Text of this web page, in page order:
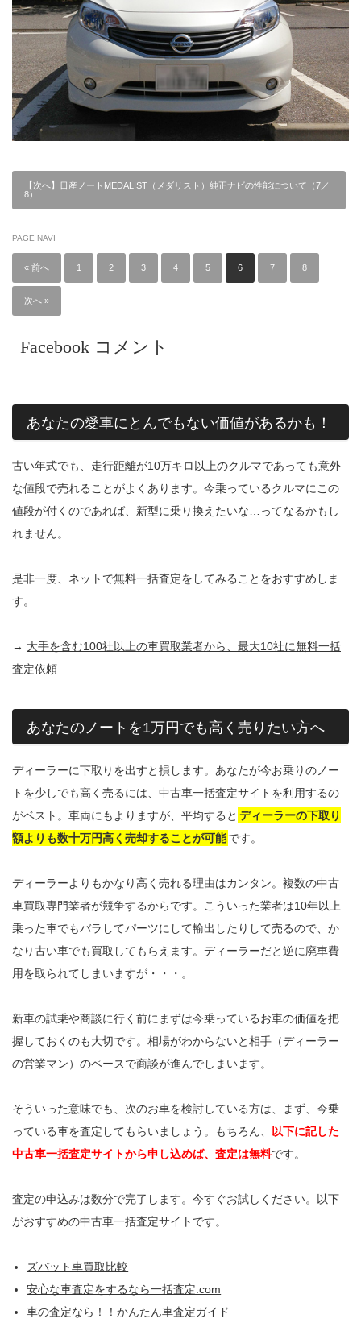
【次へ】日産ノートMEDALIST（メダリスト）純正ナビの性能について（7／
8）
PAGE NAVI
« 前へ 1 2 3 4 5 6 7 8
次へ »
Facebook コメント
あなたの愛車にとんでもない価値があるかも！
古い年式でも、走行距離が10万キロ以上のクルマであっても意外
な値段で売れることがよくあります。今乗っているクルマにこの
値段が付くのであれば、新型に乗り換えたいな…ってなるかもし
れません。
是非一度、ネットで無料一括査定をしてみることをおすすめしま
す。
→ 大手を含む100社以上の車買取業者から、最大10社に無料一括
査定依頼
あなたのノートを1万円でも高く売りたい方へ
ディーラーに下取りを出すと損します。あなたが今お乗りのノー
トを少しでも高く売るには、中古車一括査定サイトを利用するの
がベスト。車両にもよりますが、平均すると ディーラーの下取り
額よりも数十万円高く売却することが可能です。
ディーラーよりもかなり高く売れる理由はカンタン。複数の中古
車買取専門業者が競争するからです。こういった業者は10年以上
乗った車でもバラしてパーツにして輸出したりして売るので、か
なり古い車でも買取してもらえます。ディーラーだと逆に廃車費
用を取られてしまいますが・・・。
新車の試乗や商談に行く前にまずは今乗っているお車の価値を把
握しておくのも大切です。相場がわからないと相手（ディーラー
の営業マン）のペースで商談が進んでしまいます。
そういった意味でも、次のお車を検討している方は、まず、今乗
っている車を査定してもらいましょう。もちろん、
以下に記した
中古車一括査定サイトから申し込めば、査定は無料です。
査定の申込みは数分で完了します。今すぐお試しください。以下
がおすすめの中古車一括査定サイトです。
ズバット車買取比較
安心な車査定をするなら一括査定.com
車の査定なら！！かんたん車査定ガイド